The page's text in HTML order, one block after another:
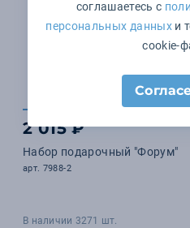
2 015 ₽
Набор подарочный "Форум"
арт. 7988-2
В наличии 3271 шт.
соглашаетесь с
персональных данныхи
cookie-